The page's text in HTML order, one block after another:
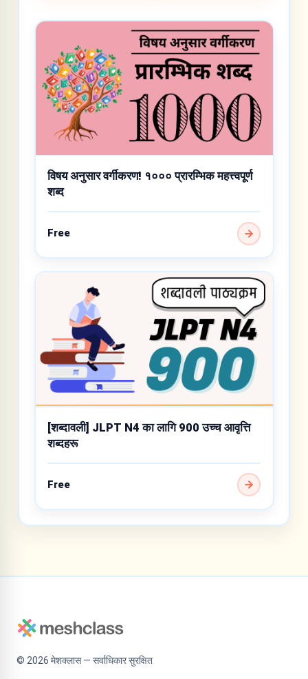
विषय अनुसार वर्गीकरण! १००० प्रारम्भिक महत्त्वपूर्ण
शब्द
Free
[शब्दावली] JLPT N4 का लागि 900 उच्च आवृत्ति
शब्दहरू
Free
© 2026 मेशक्लास — सर्वाधिकार सुरक्षित